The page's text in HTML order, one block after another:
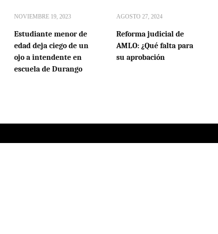
NOVIEMBRE 19, 2023
Estudiante menor de
edad deja ciego de un
ojo a intendente en
escuela de Durango
AGOSTO 27, 2024
Reforma judicial de
AMLO: ¿Qué falta para
su aprobación